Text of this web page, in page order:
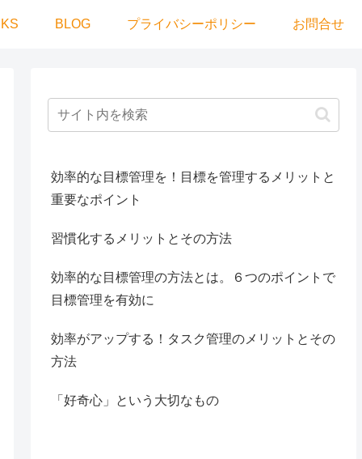
BLOG プライバシーポリシー お問合せ
効率的な目標管理を！目標を管理するメリットと
重要なポイント
習慣化するメリットとその方法
効率的な目標管理の方法とは。６つのポイントで
目標管理を有効に
効率がアップする！タスク管理のメリットとその
方法
「好奇心」という大切なもの